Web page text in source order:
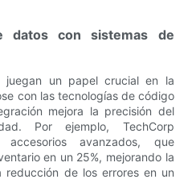
datos con sistemas de
juegan un papel crucial en la
con las tecnologías de código
mejora la precisión del
Por ejemplo, TechCorp
avanzados, que
en un 25%, mejorando la
reducción de los errores en un